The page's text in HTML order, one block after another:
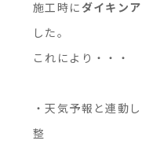
施工時にダイキン
した。
これにより・・・
・天気予報と連動
整